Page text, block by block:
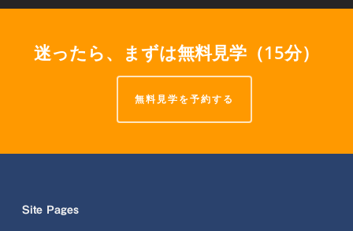
迷ったら、まずは無料見学（15分）
無料見学を予約する
Site Pages